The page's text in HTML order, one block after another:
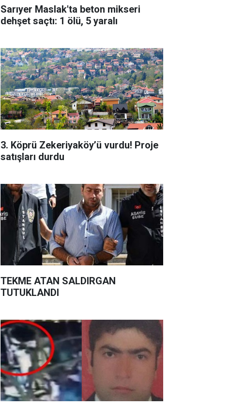
Sarıyer Maslak'ta beton mikseri
dehşet saçtı: 1 ölü, 5 yaralı
3. Köprü Zekeriyaköy’ü vurdu! Proje
satışları durdu
TEKME ATAN SALDIRGAN
TUTUKLANDI